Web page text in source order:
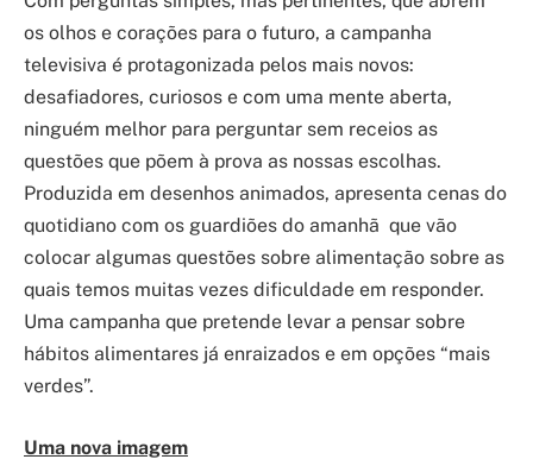
os olhos e corações para o futuro, a campanha
televisiva é protagonizada pelos mais novos:
desafiadores, curiosos e com uma mente aberta,
ninguém melhor para perguntar sem receios as
questões que põem à prova as nossas escolhas.
Produzida em desenhos animados, apresenta cenas do
quotidiano com os guardiões do amanhã que vão
colocar algumas questões sobre alimentação sobre as
quais temos muitas vezes dificuldade em responder.
Uma campanha que pretende levar a pensar sobre
hábitos alimentares já enraizados e em opções “mais
verdes”.
Uma nova imagem